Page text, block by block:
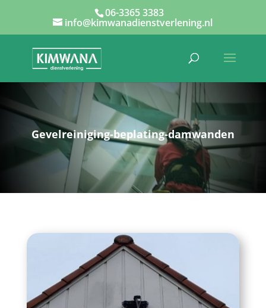
06-3365 3383
info@kimwanadienstverlening.nl
Gevelreiniging-beplating-damwanden